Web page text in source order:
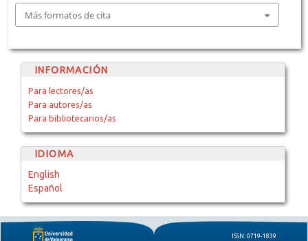
Más formatos de cita
INFORMACIÓN
Para lectores/as
Para autores/as
Para bibliotecarios/as
IDIOMA
English
Español
ISSN: 0719-1839